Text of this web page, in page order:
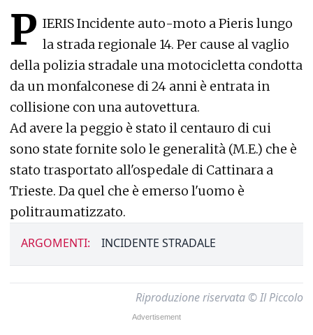
P IERIS Incidente auto-moto a Pieris lungo
la strada regionale 14. Per cause al vaglio
della polizia stradale una motocicletta condotta
da un monfalconese di 24 anni è entrata in
collisione con una autovettura.
Ad avere la peggio è stato il centauro di cui
sono state fornite solo le generalità (M.E.) che è
stato trasportato all'ospedale di Cattinara a
Trieste. Da quel che è emerso l'uomo è
politraumatizzato.
ARGOMENTI: INCIDENTE STRADALE
Riproduzione riservata © Il Piccolo